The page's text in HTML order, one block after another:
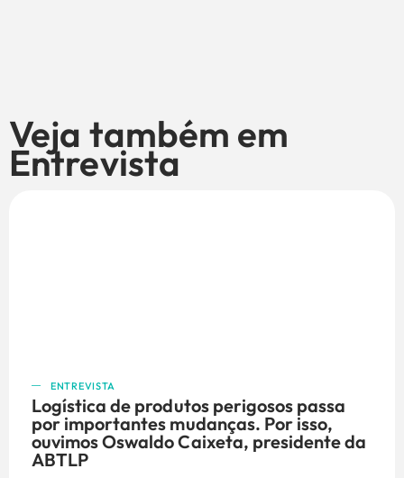
Veja também em
Entrevista
ENTREVISTA
Logística de produtos perigosos passa
por importantes mudanças. Por isso,
ouvimos Oswaldo Caixeta, presidente da
ABTLP